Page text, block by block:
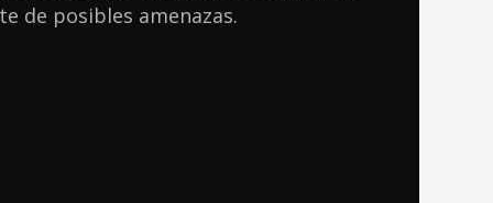
de posibles amenazas.